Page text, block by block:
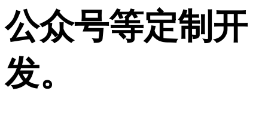
公众号等定制开
发。